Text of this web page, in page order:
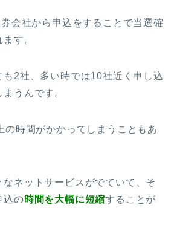
会社から申込をすることで当選確
す。
も2社、多い時では10社近く申し込
うんです。
の時間がかかってしまうこともあ
なネットサービスがでていて、そ
込の時間を大幅に短縮することが